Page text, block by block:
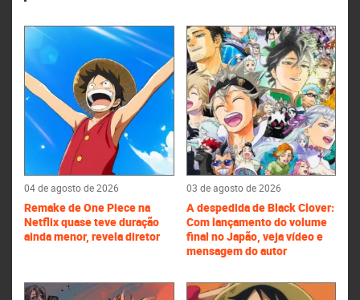
04 de agosto de 2026
Remake de One Piece na
Netflix quase teve duração
ainda menor, revela diretor
03 de agosto de 2026
A despedida de Black Clover:
Com lançamento do volume
final no Japão, veja vídeo e
mensagem do autor